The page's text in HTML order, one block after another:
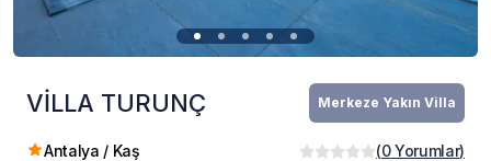
VİLLA TURUNÇ Merkeze Yakın Villa
Antalya / Kaş (0 Yorumlar)